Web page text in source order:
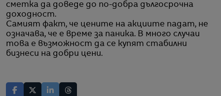
сметка да доведе до по-добра дългосрочна
доходност.
Самият факт, че цените на акциите падат, не
означава, че е време за паника. В много случаи
това е възможност да се купят стабилни
бизнеси на добри цени.